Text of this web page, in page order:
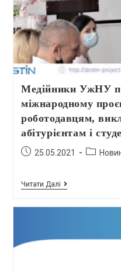
Медійники УжНУ
міжнародному
роботодавцям,
абітурієнтам і
25.05.2021
Читати Далі